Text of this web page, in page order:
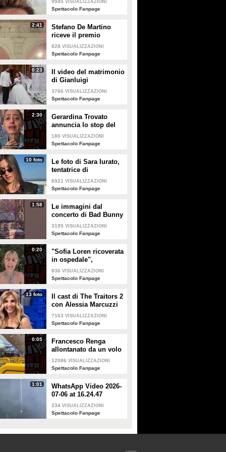
creme solari
9945 VISUALIZZAZIONI
Spettacolo Fanpage
2:41
Stefano De Martino
riceve il premio
intitolato al padre
Enrico
828 VISUALIZZAZIONI
Spettacolo Fanpage
0:23
Il video del matrimonio
di Gianluigi
Donnarumma e Alessia
Elefante
3766 VISUALIZZAZIONI
Spettacolo Fanpage
2:30
Gerardina Trovato
annuncia lo stop del
tour per problemi di
salute
180 VISUALIZZAZIONI
Spettacolo Fanpage
10 foto
Le foto di Sara Iurato,
tentatrice di
Temptation Island 2026
6921 VISUALIZZAZIONI
Spettacolo Fanpage
1:58
Le immagini dal
concerto di Bad Bunny
a Milano
3195 VISUALIZZAZIONI
Spettacolo Fanpage
0:20
"Sofia Loren ricoverata
in ospedale",
Alessandra Mussolini
smentisce: "È serena e
836 VISUALIZZAZIONI
Spettacolo Fanpage
13 foto
Il cast di The Traitors 2
con Alessia Marcuzzi
7163 VISUALIZZAZIONI
Spettacolo Fanpage
0:05
Francesco Renga
allontanato da un volo
Ryanair dopo una
discussione con gli
12086 VISUALIZZAZIONI
Spettacolo Fanpage
1:01
WhatsApp Video 2026-
07-06 at 16.24.47
234 VISUALIZZAZIONI
Spettacolo Fanpage